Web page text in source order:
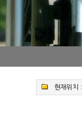
현재위치 :